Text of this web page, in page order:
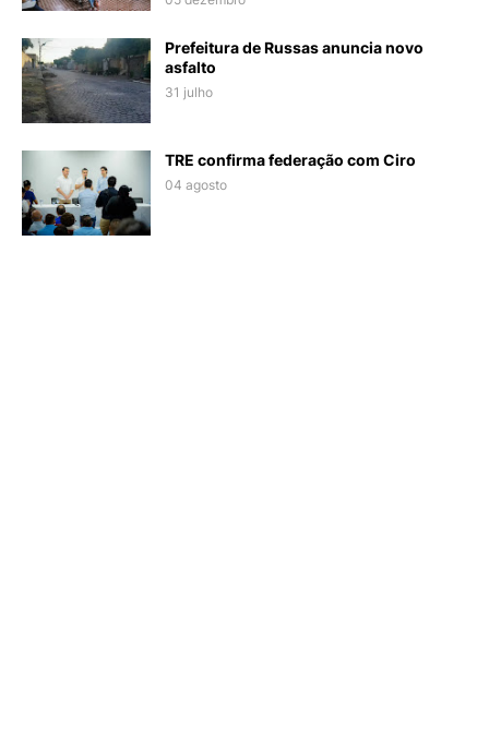
Prefeitura de Russas anuncia novo
asfalto
31 julho
TRE confirma federação com Ciro
04 agosto